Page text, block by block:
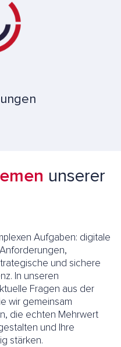
unserer
Aufgaben: digitale
und sichere
In unseren
Fragen aus der
wir gemeinsam
die echten Mehrwert
und Ihre
stärken.